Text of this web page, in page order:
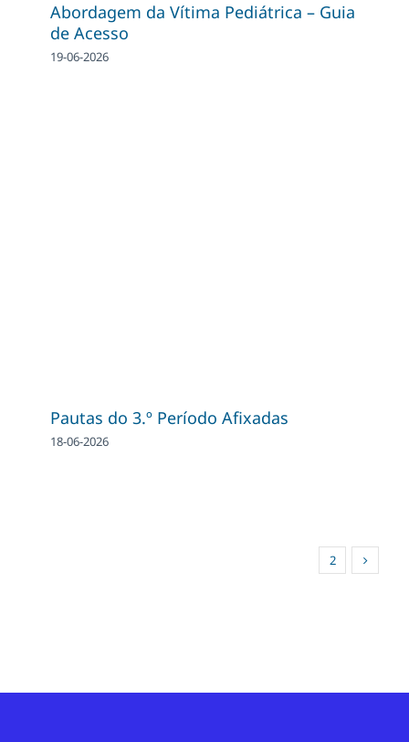
Abordagem da Vítima Pediátrica – Guia
de Acesso
19-06-2026
Pautas do 3.º Período Afixadas
18-06-2026
2